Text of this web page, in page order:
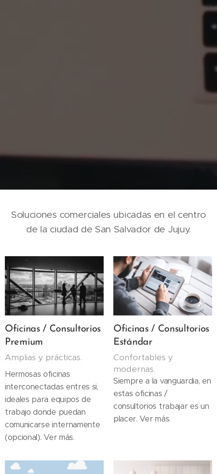
Soluciones comerciales ubicadas en el centro
de la ciudad de San Salvador de Jujuy.
Oficinas / Consultorios
Premium
Amplias y prácticas.
Hermosas oficinas
interconectadas entres si,
ideales para equipos de
trabajo donde puedan
comunicarse internamente
(opcional). Ver más.
Oficinas / Consultorios
Estándar
Confortables y
modernas.
Siempre a la vanguardia, en
estas oficinas /
consultorios trabajar es un
placer. Ver más.